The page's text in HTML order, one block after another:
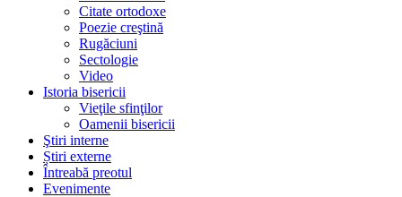
Citate ortodoxe
Poezie creştină
Rugăciuni
Sectologie
Video
Istoria bisericii
Vieţile sfinţilor
Oamenii bisericii
Ştiri interne
Știri externe
Întreabă preotul
Evenimente